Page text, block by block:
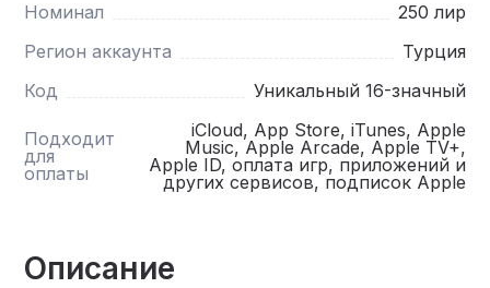
Номинал
250 лир
Регион аккаунта
Турция
Код
Уникальный 16-значный
Подходит
для
оплаты
iCloud, App Store, iTunes, Apple
Music, Apple Arcade, Apple TV+,
Apple ID, оплата игр, приложений и
других сервисов, подписок Apple
Описание